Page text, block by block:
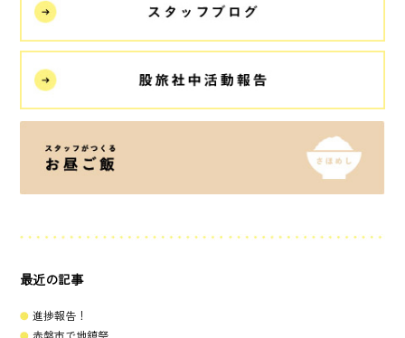
最近の記事
進捗報告！
赤磐市で地鎮祭